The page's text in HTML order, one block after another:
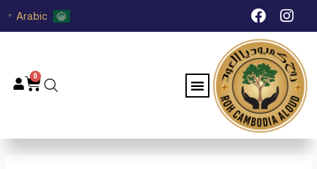
تخطي I
n
s
t
a
g
r
a
m
F
a
c
e
b
o
o
k
Arabic
▼
Menu
0
Post
navigation